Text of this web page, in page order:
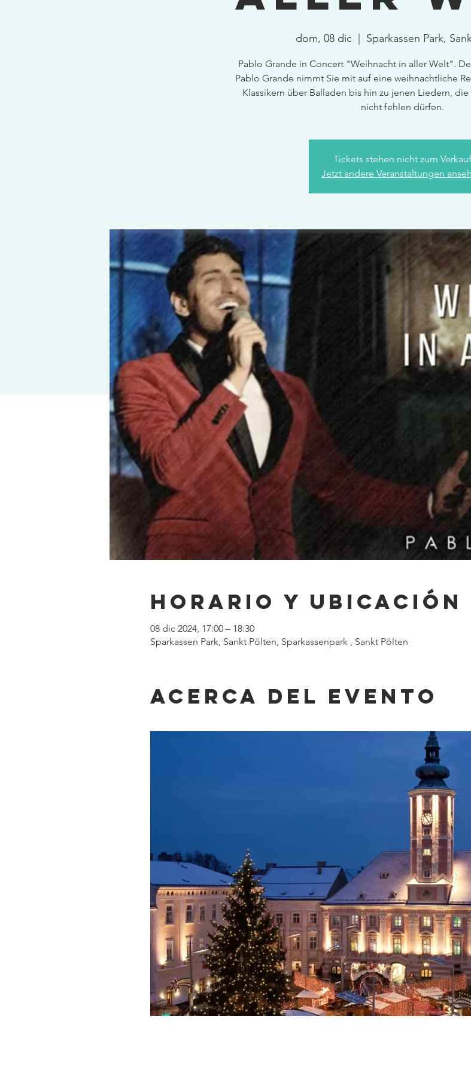
dom, 08 dic
  |
Sparkassen Park,
Pablo Grande in Concert "Weihnacht in aller Welt".
Pablo Grande nimmt Sie mit auf eine weihnachtliche
Klassikern über Balladen bis hin zu jenen Liedern,
nicht fehlen dürfen.
Tickets stehen nicht zum Verkauf
Jetzt andere Veranstaltungen
Horario y ubicación
08 dic 2024, 17:00 – 18:30
Sparkassen Park, Sankt Pölten, Sparkassenpark , Sankt Pölten
Acerca del evento